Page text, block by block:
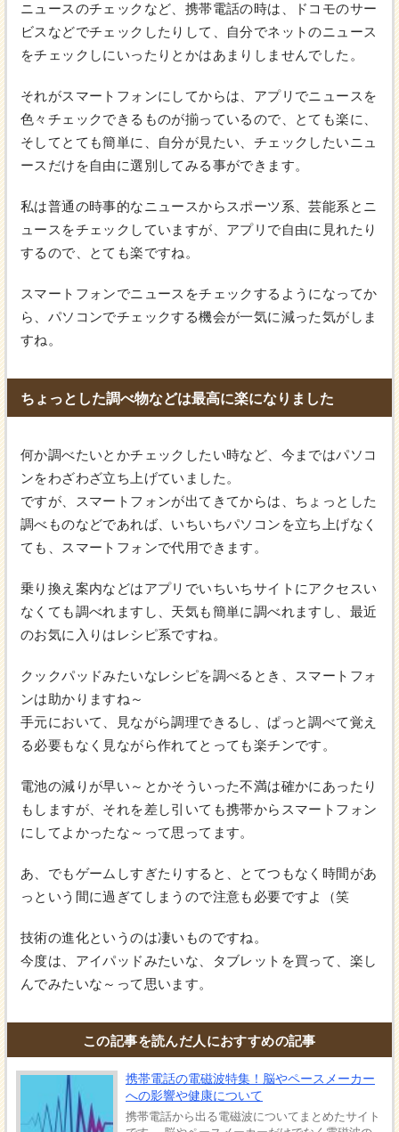
ニュースのチェックなど、携帯電話の時は、ドコモのサー
ビスなどでチェックしたりして、自分でネットのニュース
をチェックしにいったりとかはあまりしませんでした。
それがスマートフォンにしてからは、アプリでニュースを
色々チェックできるものが揃っているので、とても楽に、
そしてとても簡単に、自分が見たい、チェックしたいニュ
ースだけを自由に選別してみる事ができます。
私は普通の時事的なニュースからスポーツ系、芸能系とニ
ュースをチェックしていますが、アプリで自由に見れたり
するので、とても楽ですね。
スマートフォンでニュースをチェックするようになってか
ら、パソコンでチェックする機会が一気に減った気がしま
すね。
ちょっとした調べ物などは最高に楽になりました
何か調べたいとかチェックしたい時など、今まではパソコ
ンをわざわざ立ち上げていました。
ですが、スマートフォンが出てきてからは、ちょっとした
調べものなどであれば、いちいちパソコンを立ち上げなく
ても、スマートフォンで代用できます。
乗り換え案内などはアプリでいちいちサイトにアクセスい
なくても調べれますし、天気も簡単に調べれますし、最近
のお気に入りはレシピ系ですね。
クックパッドみたいなレシピを調べるとき、スマートフォ
ンは助かりますね～
手元において、見ながら調理できるし、ぱっと調べて覚え
る必要もなく見ながら作れてとっても楽チンです。
電池の減りが早い～とかそういった不満は確かにあったり
もしますが、それを差し引いても携帯からスマートフォン
にしてよかったな～って思ってます。
あ、でもゲームしすぎたりすると、とてつもなく時間があ
っという間に過ぎてしまうので注意も必要ですよ（笑
技術の進化というのは凄いものですね。
今度は、アイパッドみたいな、タブレットを買って、楽し
んでみたいな～って思います。
この記事を読んだ人におすすめの記事
携帯電話の電磁波特集！脳やペースメーカー
への影響や健康について
携帯電話から出る電磁波についてまとめたサイト